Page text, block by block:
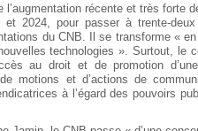
l’augmentation récente et très
2024, pour passer à trente-
du CNB. Il se transforme «
technologies ». Surtout, le
au droit et de promotion
motions et d’actions de
à l’égard des pouvoirs